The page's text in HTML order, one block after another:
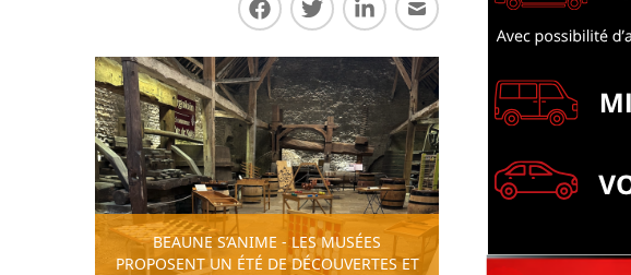
Partager sur Facebook
Partager sur Twitter
Partager sur LinkedIn
Partager par E-mail
BEAUNE S’ANIME - LES MUSÉES
PROPOSENT UN ÉTÉ DE DÉCOUVERTES ET